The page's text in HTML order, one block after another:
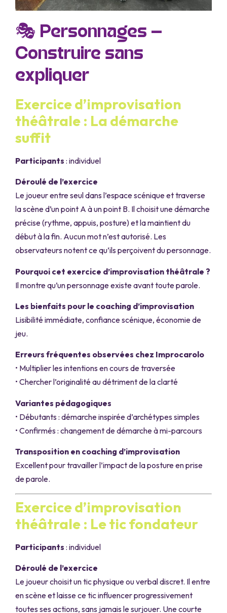
🎭 Personnages –
Construire sans
expliquer
Exercice d’improvisation
théâtrale : La démarche
suffit
Participants : individuel
Déroulé de l’exercice
Le joueur entre seul dans l’espace scénique et traverse
la scène d’un point A à un point B. Il choisit une démarche
précise (rythme, appuis, posture) et la maintient du
début à la fin. Aucun mot n’est autorisé. Les
observateurs notent ce qu’ils perçoivent du personnage.
Pourquoi cet exercice d’improvisation théâtrale ?
Il montre qu’un personnage existe avant toute parole.
Les bienfaits pour le coaching d’improvisation
Lisibilité immédiate, confiance scénique, économie de
jeu.
Erreurs fréquentes observées chez Improcarolo
• Multiplier les intentions en cours de traversée
• Chercher l’originalité au détriment de la clarté
Variantes pédagogiques
• Débutants : démarche inspirée d’archétypes simples
• Confirmés : changement de démarche à mi-parcours
Transposition en coaching d’improvisation
Excellent pour travailler l’impact de la posture en prise
de parole.
Exercice d’improvisation
théâtrale : Le tic fondateur
Participants : individuel
Déroulé de l’exercice
Le joueur choisit un tic physique ou verbal discret. Il entre
en scène et laisse ce tic influencer progressivement
toutes ses actions, sans jamais le surjouer. Une courte